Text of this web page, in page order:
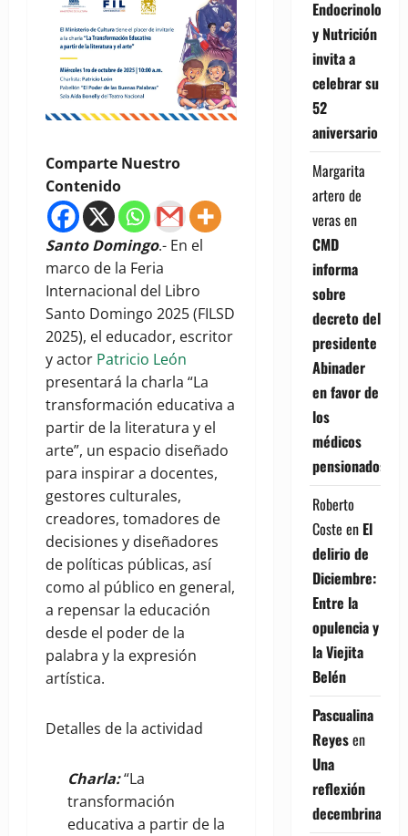
Comparte Nuestro
Contenido
Santo Domingo.- En el
marco de la Feria
Internacional del Libro
Santo Domingo 2025 (FILSD
2025), el educador, escritor
y actor Patricio León
presentará la charla “La
transformación educativa a
partir de la literatura y el
arte”, un espacio diseñado
para inspirar a docentes,
gestores culturales,
creadores, tomadores de
decisiones y diseñadores
de políticas públicas, así
como al público en general,
a repensar la educación
desde el poder de la
palabra y la expresión
artística.
Detalles de la actividad
Charla:“La
transformación
educativa a partir de la
Endocrinología
y Nutrición
invita a
celebrar su
52
aniversario
Margarita
artero de
verasen
CMD
informa
sobre
decreto del
presidente
Abinader
en favor de
los
médicos
pensionados
Roberto
Coste en El
delirio de
Diciembre:
Entre la
opulencia y
la Viejita
Belén
Pascualina
Reyesen
Una
reflexión
decembrina